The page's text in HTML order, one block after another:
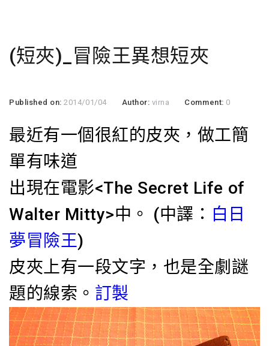
(短夾)_冒險王異想短夾
Published on:2014/01/04 Author: virna Comment: 0
最近有一個很紅的皮夾，做工簡
單有味道
出現在電影<The Secret Life of
Walter Mitty>中。 (中譯： 白日
夢冒險王)
皮夾上有一段文字，也是全劇謎
題的線索。 訂製